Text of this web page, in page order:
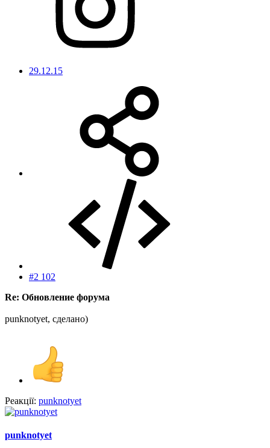
29.12.15
#2 102
Re: Обновление форума
punknotyet, сделано)
Реакції: punknotyet
punknotyet